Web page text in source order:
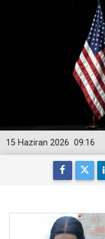
09:16
15 Haziran 2026